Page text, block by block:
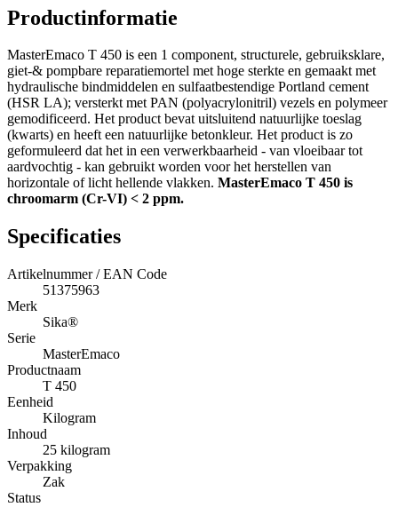
Productinformatie
MasterEmaco T 450 is een 1 component, structurele, gebruiksklare,
giet-& pompbare reparatiemortel met hoge sterkte en gemaakt met
hydraulische bindmiddelen en sulfaatbestendige Portland cement
(HSR LA); versterkt met PAN (polyacrylonitril) vezels en polymeer
gemodificeerd. Het product bevat uitsluitend natuurlijke toeslag
(kwarts) en heeft een natuurlijke betonkleur. Het product is zo
geformuleerd dat het in een verwerkbaarheid - van vloeibaar tot
aardvochtig - kan gebruikt worden voor het herstellen van
horizontale of licht hellende vlakken. MasterEmaco T 450 is
chroomarm (Cr-VI) < 2 ppm.
Specificaties
Artikelnummer / EAN Code
51375963
Merk
Sika®
Serie
MasterEmaco
Productnaam
T 450
Eenheid
Kilogram
Inhoud
25 kilogram
Verpakking
Zak
Status